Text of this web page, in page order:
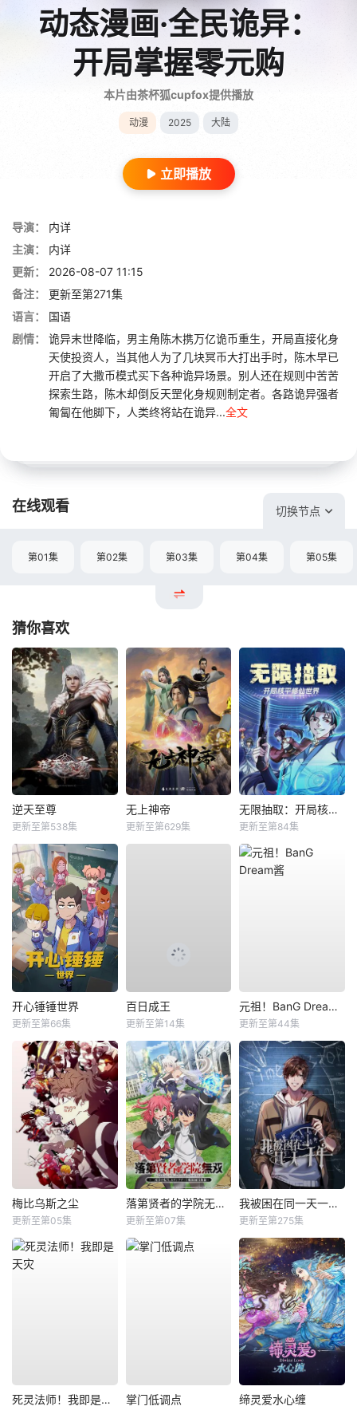
动态漫画·全民诡异：
开局掌握零元购
本片由茶杯狐cupfox提供播放
动漫 2025 大陆
立即播放
导演：
内详
主演：
内详
更新：
2026-08-07 11:15
备注：
更新至第271集
语言：
国语
剧情：
诡异末世降临，男主角陈木携万亿诡币重生，开局直接化身
天使投资人，当其他人为了几块冥币大打出手时，陈木早已
开启了大撒币模式买下各种诡异场景。别人还在规则中苦苦
探索生路，陈木却倒反天罡化身规则制定者。各路诡异强者
匍匐在他脚下，人类终将站在诡异...全文
在线观看 切换节点
第01集 第02集 第03集 第04集 第05集
猜你喜欢
逆天至尊
更新至第538集
无上神帝
更新至第629集
无限抽取：开局核平修仙世界动态漫
更新至第84集
开心锤锤世界
更新至第66集
百日成王
更新至第14集
元祖！BanG Dream酱
更新至第44集
梅比乌斯之尘
更新至第05集
落第贤者的学院无双第二回转生，S等级作弊魔术师冒险记
更新至第07集
我被困在同一天一千年动态漫
更新至第275集
死灵法师！我即是天灾 掌门低调点 缔灵爱水心缠